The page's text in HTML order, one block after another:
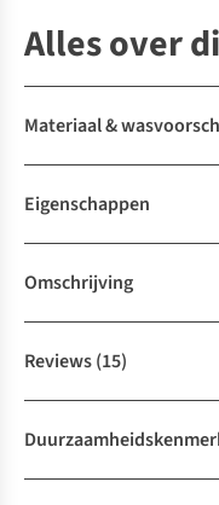
Alles over
Materiaal &
Eigenschappen
Omschrijving
Reviews(15)